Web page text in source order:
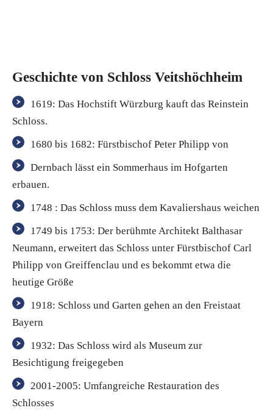
Geschichte von Schloss Veitshöchheim
1619: Das Hochstift Würzburg kauft das Reinstein
Schloss.
1680 bis 1682: Fürstbischof Peter Philipp von
Dernbach lässt ein Sommerhaus im Hofgarten
erbauen.
1748 : Das Schloss muss dem Kavaliershaus weichen
1749 bis 1753: Der berühmte Architekt Balthasar
Neumann, erweitert das Schloss unter Fürstbischof Carl
Philipp von Greiffenclau und es bekommt etwa die
heutige Größe
1918: Schloss und Garten gehen an den Freistaat
Bayern
1932: Das Schloss wird als Museum zur
Besichtigung freigegeben
2001-2005: Umfangreiche Restauration des
Schlosses